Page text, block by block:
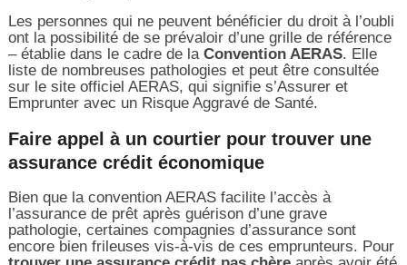
Les personnes qui ne peuvent bénéficier du droit à l’oubli
ont la possibilité de se prévaloir d’une grille de référence
– établie dans le cadre de la Convention AERAS. Elle
liste de nombreuses pathologies et peut être consultée
sur le site officiel AERAS, qui signifie s’Assurer et
Emprunter avec un Risque Aggravé de Santé.
Faire appel à un courtier pour trouver une
assurance crédit économique
Bien que la convention AERAS facilite l’accès à
l’assurance de prêt après guérison d’une grave
pathologie, certaines compagnies d’assurance sont
encore bien frileuses vis-à-vis de ces emprunteurs. Pour